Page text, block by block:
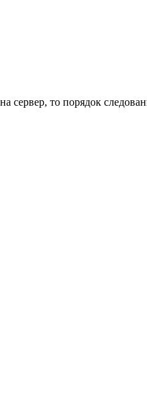
сервер, то порядок